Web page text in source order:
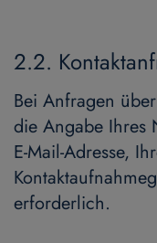
2.2.
Bei Anfragen
die Angabe Ihres
E-Mail-Adresse,
erforderlich.